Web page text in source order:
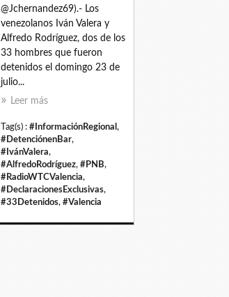
@Jchernandez69).- Los
venezolanos Iván Valera y
Alfredo Rodríguez, dos de los
33 hombres que fueron
detenidos el domingo 23 de
julio...
Leer más
Tag(s) : #InformaciónRegional ,
#DetenciónenBar,
#IvánValera,
#AlfredoRodríguez, #PNB,
#RadioWTCValencia,
#DeclaracionesExclusivas,
#33Detenidos, #Valencia